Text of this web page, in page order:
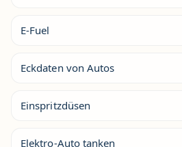
E-Fuel
Eckdaten von Autos
Einspritzdüsen
Elektro-Auto tanken